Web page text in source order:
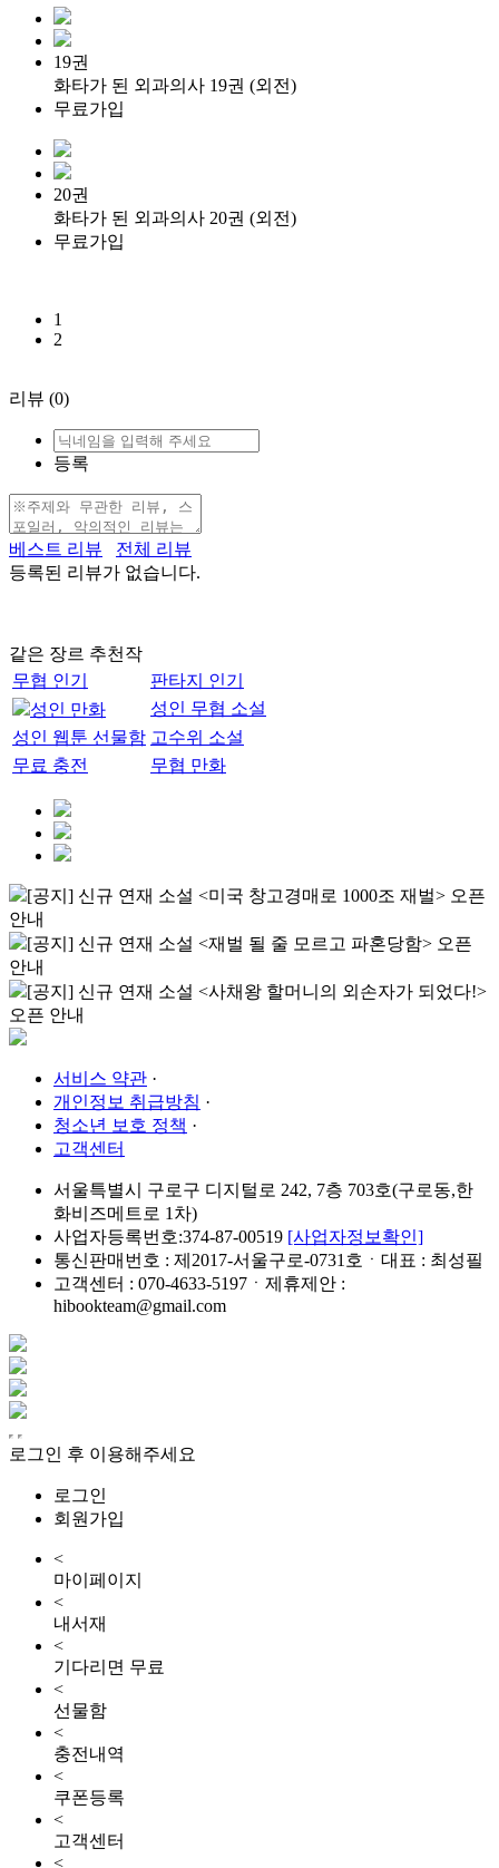
19권
화타가 된 외과의사 19권 (외전)
무료가입
20권
화타가 된 외과의사 20권 (외전)
무료가입
1
2
리뷰 (0)
등록
베스트 리뷰
전체 리뷰
등록된 리뷰가 없습니다.
같은 장르 추천작
무협 인기
판타지 인기
성인 만화
성인 무협 소설
성인 웹툰 선물함 고수위 소설
무료 충전
무협 만화
[공지] 신규 연재 소설 <미국 창고경매로 1000조 재벌> 오픈
안내
[공지] 신규 연재 소설 <재벌 될 줄 모르고 파혼당함> 오픈
안내
[공지] 신규 연재 소설 <사채왕 할머니의 외손자가 되었다!>
오픈 안내
서비스 약관 ·
개인정보 취급방침 ·
청소년 보호 정책 ·
고객센터
서울특별시 구로구 디지털로 242, 7층 703호(구로동,한
화비즈메트로 1차)
사업자등록번호:374-87-00519 [사업자정보확인]
통신판매번호 : 제2017-서울구로-0731호ㆍ대표 : 최성필
고객센터 : 070-4633-5197ㆍ제휴제안 :
hibookteam@gmail.com
로그인 후 이용해주세요
로그인
회원가입
<
마이페이지
<
내서재
<
기다리면 무료
<
선물함
<
충전내역
<
쿠폰등록
<
고객센터
<